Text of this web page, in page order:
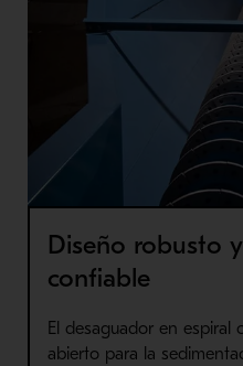
Diseño robusto
confiable
El desaguador en espiral
abierto para la